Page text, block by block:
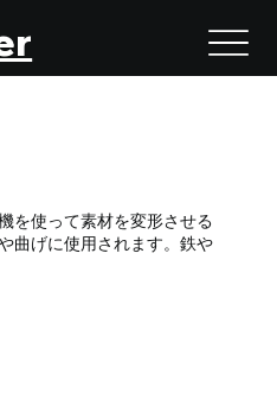
を使って素材を変形させる
曲げに使用されます。鉄や